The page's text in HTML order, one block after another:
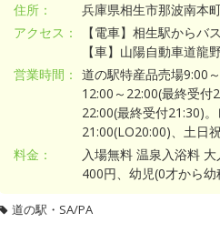
住所：
兵庫県相生市那波南本
アクセス：
【電車】相生駅からバ
【車】山陽自動車道龍
営業時間： 道の駅特産品売場9:00
12:00～22:00(最終受付
22:00(最終受付21:30)
21:00(LO20:00)、土日
料金：
入場無料 温泉入浴料
400円、幼児(0才から
道の駅・SA/PA